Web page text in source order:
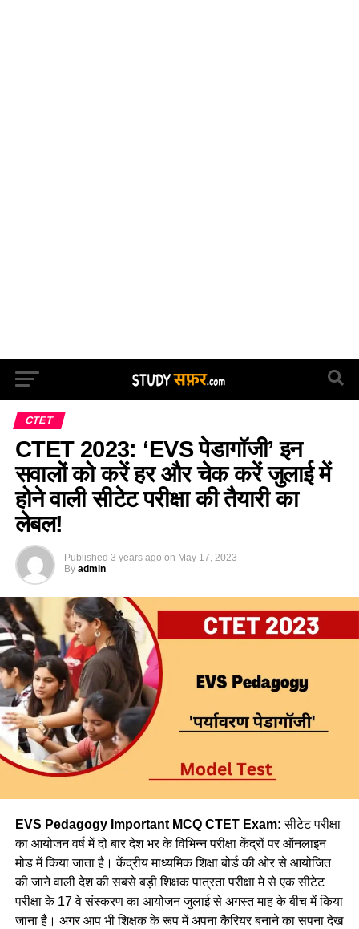
CTET
CTET 2023: ‘EVS पेडागॉजी’ इन
सवालों को करें हर और चेक करें जुलाई में
होने वाली सीटेट परीक्षा की तैयारी का
लेबल!
Published 3 years ago on May 17, 2023
By admin
EVS Pedagogy Important MCQ CTET Exam: सीटेट परीक्षा
का आयोजन वर्ष में दो बार देश भर के विभिन्न परीक्षा केंद्रों पर ऑनलाइन
मोड में किया जाता है। केंद्रीय माध्यमिक शिक्षा बोर्ड की ओर से आयोजित
की जाने वाली देश की सबसे बड़ी शिक्षक पात्रता परीक्षा मे से एक सीटेट
परीक्षा के 17 वे संस्करण का आयोजन जुलाई से अगस्त माह के बीच में किया
जाना है। अगर आप भी शिक्षक के रूप में अपना कैरियर बनाने का सपना देख